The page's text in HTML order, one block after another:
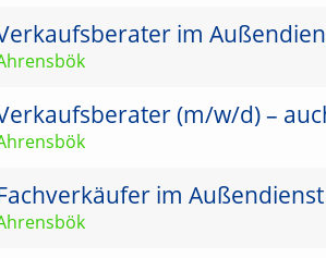
im
(m/w/d) –
im